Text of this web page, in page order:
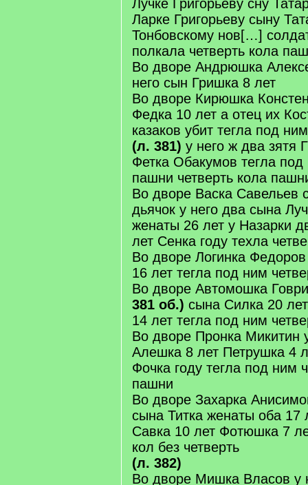
Лучке Григорьеву сну
Ларке Григорьеву сыну
Тонбовскому нов[…]
полкала четверть кола
Во дворе Андрюшка
него сын Гришка 8 лет
Во дворе Кирюшка
Федка 10 лет а отец их
казаков убит тегла под
(л. 381) у него ж два зятя
Фетка Обакумов тегла
пашни четверть кола
Во дворе Васка Савельев
дьячок у него два сына
женаты 26 лет у Назарки
лет Сенка году техла
Во дворе Логинка
16 лет тегла под ним
Во дворе Автомошка
381 об.) сына Силка 20
14 лет тегла под ним
Во дворе Пронка Микитин
Алешка 8 лет Петрушка 4
Фочка году тегла под ним
пашни
Во дворе Захарка
сына Титка женаты оба 17
Савка 10 лет Фотюшка 7
кол без четверть
(л. 382)
Во дворе Мишка Власов у